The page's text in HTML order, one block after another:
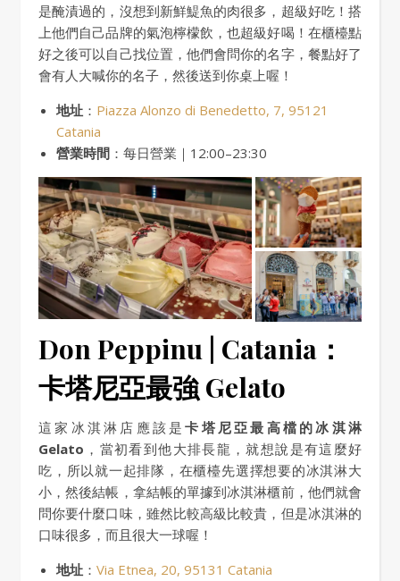
是醃漬過的，沒想到新鮮鯷魚的肉很多，超級好吃！搭
上他們自己品牌的氣泡檸檬飲，也超級好喝！在櫃檯點
好之後可以自己找位置，他們會問你的名字，餐點好了
會有人大喊你的名子，然後送到你桌上喔！
地址 ： Piazza Alonzo di Benedetto, 7, 95121
Catania
營業時間 ：每日營業｜12:00–23:30
Don Peppinu | Catania：
卡塔尼亞最強 Gelato
這家冰淇淋店應該是卡塔尼亞最高檔的冰淇淋
Gelato ，當初看到他大排長龍，就想說是有這麼好
吃，所以就一起排隊，在櫃檯先選擇想要的冰淇淋大
小，然後結帳，拿結帳的單據到冰淇淋櫃前，他們就會
問你要什麼口味，雖然比較高級比較貴，但是冰淇淋的
口味很多，而且很大一球喔！
地址 ： Via Etnea, 20, 95131 Catania